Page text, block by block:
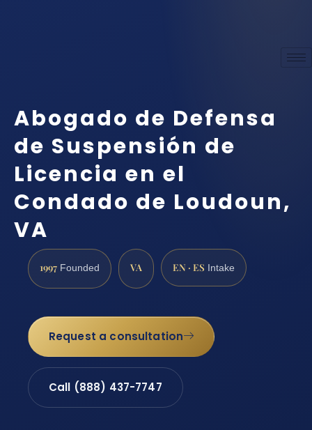
Abogado de Defensa
de Suspensión de
Licencia en el
Condado de Loudoun,
VA
1997 Founded VA EN · ES Intake
Request a consultation
Call (888) 437-7747